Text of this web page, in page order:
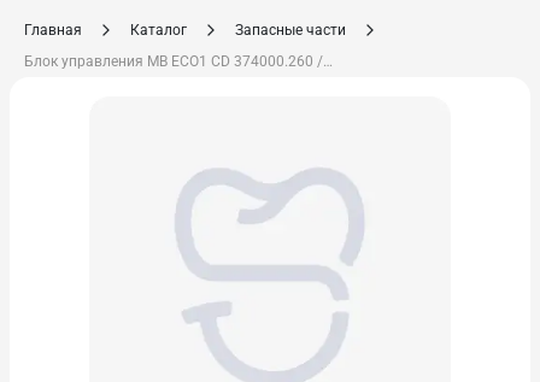
Главная Каталог
Запасные части
Блок управления MB ECO1 CD 374000.260 / 622.28-90-90.4